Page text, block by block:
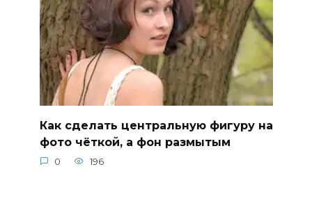
Как сделать центральную фигуру на
фото чёткой, а фон размытым
0 196